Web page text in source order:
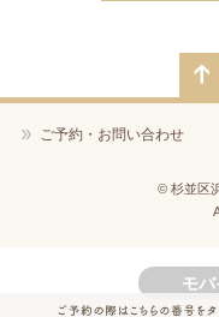
えて頂いてい
このラボの鍼灸
の身体ときちん
かも
このラボとの出
ても大切
ご予約・お問い合わせ
© 杉並区
モ